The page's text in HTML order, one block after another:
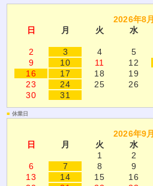
2026年8月
日
月 火 水
2
3 4 5
9
10 11 12
16
17 18 19
23
24 25 26
30
31
■ 休業日
2026年9月
日
月 火 水
1
2
6
7 8 9
13
14 15 16